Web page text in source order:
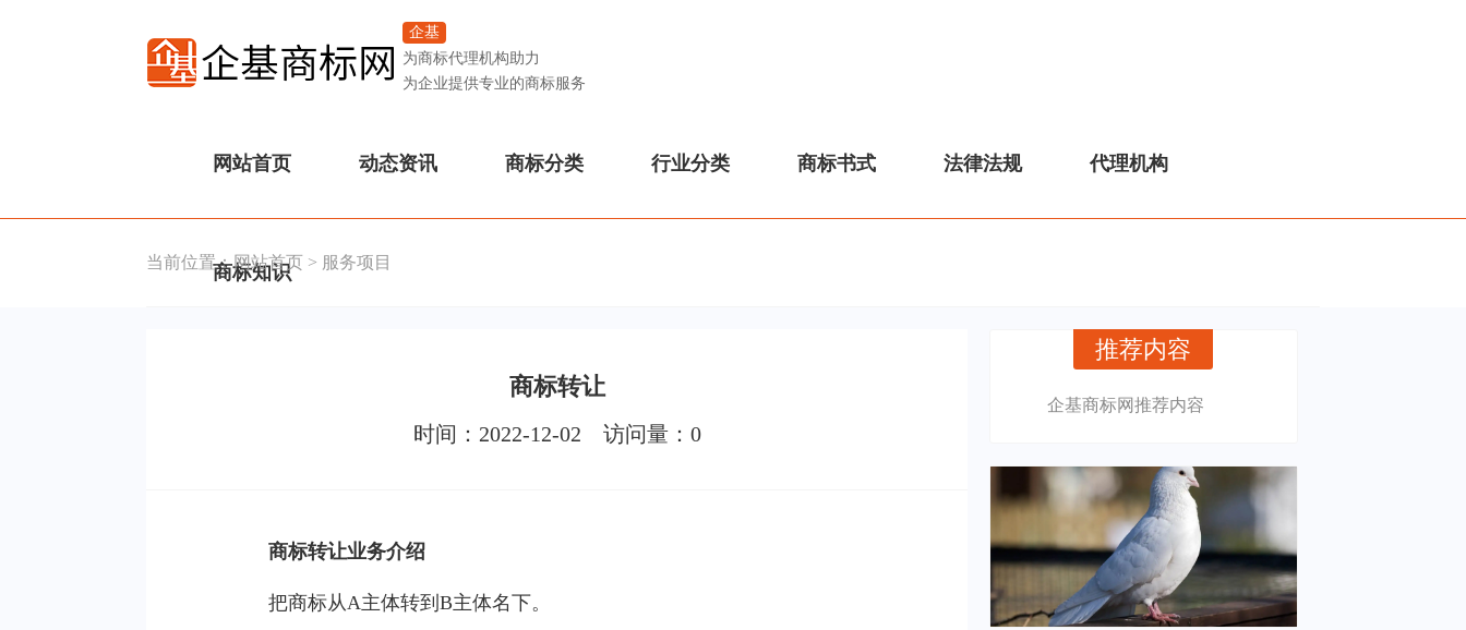
企基
为商标代理机构助力
为企业提供专业的商标服务
网站首页 动态资讯 商标分类 行业分类 商标书式 法律法规 代理机构
商标知识
当前位置：网站首页 > 服务项目
商标转让
时间：2022-12-02 访问量： 0
商标转让业务介绍
把商标从A主体转到B主体名下。
推荐内容
企基商标网推荐内容